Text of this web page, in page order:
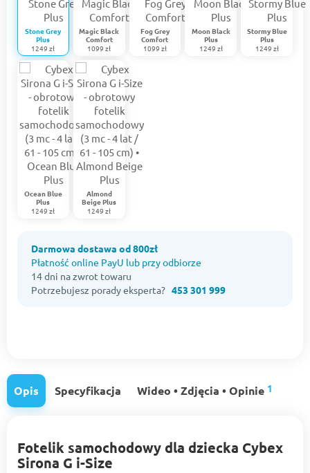
Stone Grey
Plus
1249 zł
Magic Black
Comfort
1099 zł
Fog Grey
Comfort
1099 zł
Moon Black
Plus
1249 zł
Stormy Blue
Plus
1249 zł
Ocean Blue
Plus
1249 zł
Almond
Beige Plus
1249 zł
Darmowa dostawa od 800zł
Płatność online PayU lub przy odbiorze
14 dni na zwrot towaru
Potrzebujesz porady eksperta? 453 301 999
Opis Specyfikacja Wideo • Zdjęcia • Opinie 1
Fotelik samochodowy dla dziecka Cybex
Sirona G i-Size